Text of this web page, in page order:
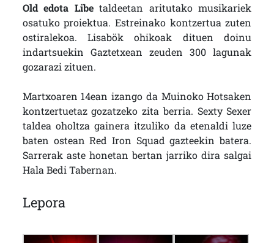
Old edota Libetaldeetan aritutako musikariek
osatuko proiektua. Estreinako kontzertua zuten
ostiralekoa. Lisabök ohikoak dituen doinu
indartsuekin Gaztetxean zeuden 300 lagunak
gozarazi zituen.
Martxoaren 14ean izango da Muinoko Hotsaken
kontzertuetaz gozatzeko zita berria. Sexty Sexer
taldea oholtza gainera itzuliko da etenaldi luze
baten ostean Red Iron Squad gazteekin batera.
Sarrerak aste honetan bertan jarriko dira salgai
Hala Bedi Tabernan.
Lepora